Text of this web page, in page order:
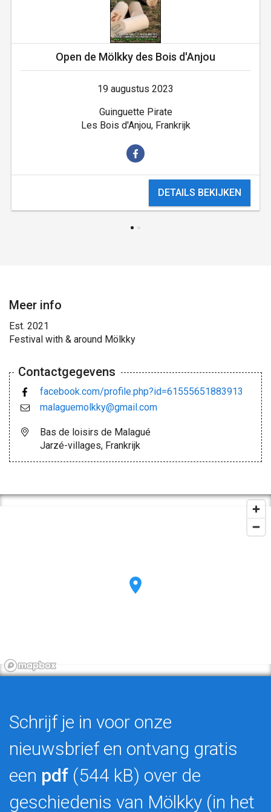
Open de Mölkky des Bois d'Anjou
19 augustus 2023
Guinguette Pirate
Les Bois d'Anjou, Frankrijk
DETAILS BEKIJKEN
Meer info
Est. 2021
Festival with & around Mölkky
Contactgegevens
facebook.com/profile.php?id=61555651883913
malaguemolkky@gmail.com
Bas de loisirs de Malagué
Jarzé-villages, Frankrijk
Schrijf je in voor onze
nieuwsbrief en ontvang gratis
een pdf (544 kB) over de
geschiedenis van Mölkky (in het